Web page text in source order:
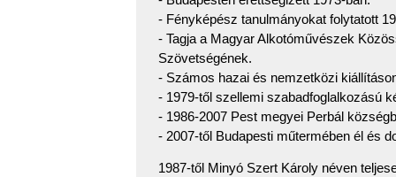
- Fényképész tanulmányokat folytatott
- Tagja a Magyar Alkotóművészek
Szövetségének.
- Számos hazai és nemzetközi
- 1979-től szellemi szabadfoglalkozású
- 1986-2007 Pest megyei Perbál
- 2007-től Budapesti műtermében él és
1987-től Minyó Szert Károly néven